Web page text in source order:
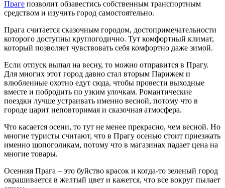
Праге позволит обзавестись собственным транспортным
средством и изучить город самостоятельно.
Прага считается сказочным городом, достопримечательности
которого доступны круглогодично. Тут комфортный климат,
который позволяет чувствовать себя комфортно даже зимой.
Если отпуск выпал на весну, то можно отправится в Прагу.
Для многих этот город давно стал вторым Парижем и
влюбленные охотно едут сюда, чтобы провести выходные
вместе и побродить по узким улочкам. Романтические
поездки лучше устраивать именно весной, потому что в
городе царит неповторимая и сказочная атмосфера.
Что касается осени, то тут не менее прекрасно, чем весной. Но
многие туристы считают, что в Прагу осенью стоит приезжать
именно шопоголикам, потому что в магазинах падает цена на
многие товары.
Осенняя Прага – это буйство красок и когда-то зеленый город
окрашивается в желтый цвет и кажется, что все вокруг пылает